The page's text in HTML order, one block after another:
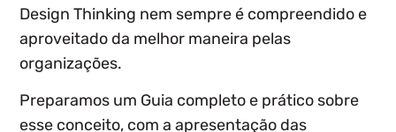
Design Thinking nem sempre é compreendido e
aproveitado da melhor maneira pelas
organizações.
Preparamos um Guia completo e prático sobre
esse conceito, com a apresentação das